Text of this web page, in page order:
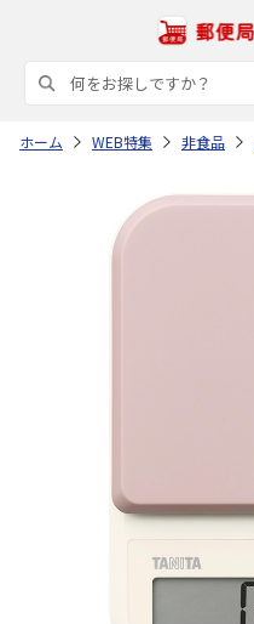
ホーム WEB特集 非食品